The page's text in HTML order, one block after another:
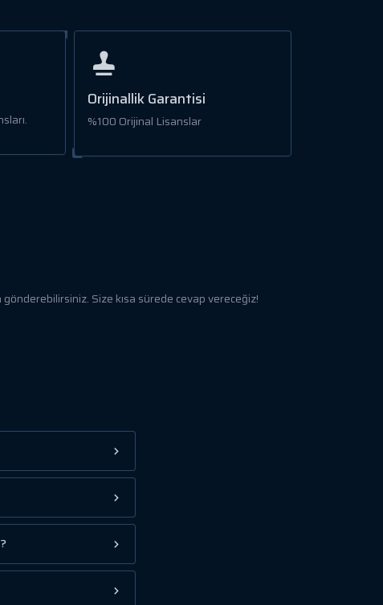
Orijinallik Garantisi
%100 Orijinal Lisanslar
Size kısa sürede cevap vereceğiz!